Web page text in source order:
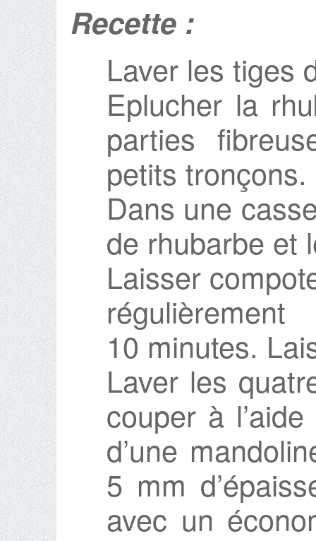
Recette :
Laver les tiges
Eplucher la
parties
petits tronçons.
Dans une
de rhubarbe et
Laisser
10 minutes.
Laver les
couper à
d’une
5 mm
avec un